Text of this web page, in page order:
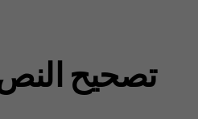
تصحيح النص